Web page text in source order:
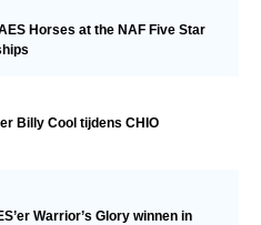
Horses at the NAF Five Star
Billy Cool tijdens CHIO
Warrior’s Glory winnen in